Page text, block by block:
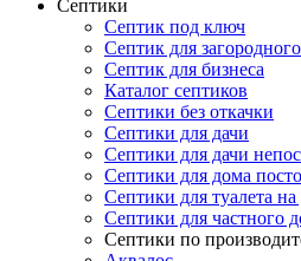
Септики
Септик под ключ
Септик для
Септик для бизнеса
Каталог септиков
Септики без откачки
Септики для дачи
Септики для дачи
Септики для дома
Септики для туалета на
Септики для частного
Септики по